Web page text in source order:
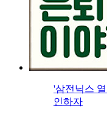
'삼전닉스
인하자